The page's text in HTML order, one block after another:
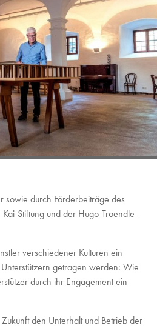
sowie durch Förderbeiträge des
Stiftung und der Hugo-Troendle-
verschiedener Kulturen ein
getragen werden: Wie
durch ihr Engagement ein
den Unterhalt und Betrieb der